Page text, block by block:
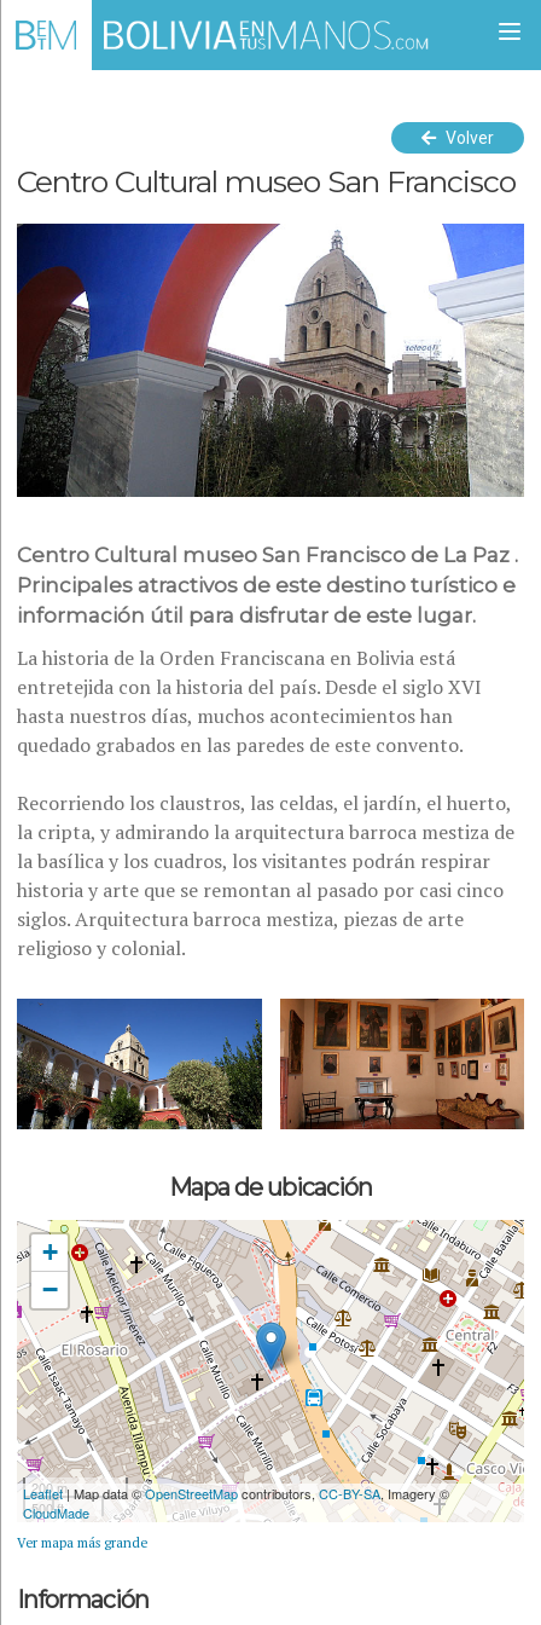
Volver
Centro Cultural museo San Francisco
Centro Cultural museo San Francisco de La Paz .
Principales atractivos de este destino turístico e
información útil para disfrutar de este lugar.
La historia de la Orden Franciscana en Bolivia está
entretejida con la historia del país. Desde el siglo XVI
hasta nuestros días, muchos acontecimientos han
quedado grabados en las paredes de este convento.
Recorriendo los claustros, las celdas, el jardín, el huerto,
la cripta, y admirando la arquitectura barroca mestiza de
la basílica y los cuadros, los visitantes podrán respirar
historia y arte que se remontan al pasado por casi cinco
siglos.Arquitectura barroca mestiza, piezas de arte
religioso y colonial.
Mapa de ubicación
+
−
200 m
500 ft
Leaflet| Map data ©OpenStreetMapcontributors,CC-BY-SA, Imagery ©
CloudMade
Ver mapa más grande
Información